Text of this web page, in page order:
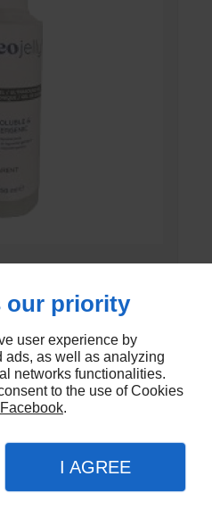
UNI’GEL
our priority
user experience by
ads, as well as analyzing
networks functionalities.
to the use of Cookies
Facebook.
I AGREE